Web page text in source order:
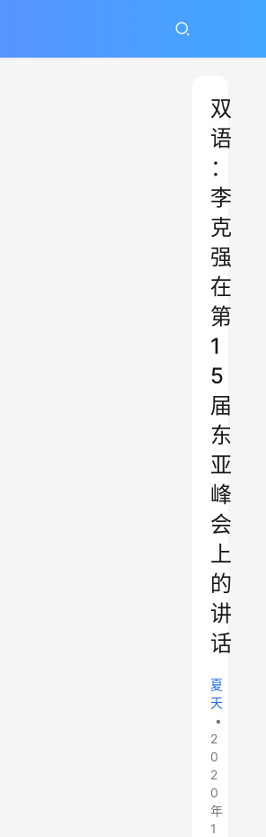
双
语
：
李
克
强
在
第
1
5
届
东
亚
峰
会
上
的
讲
话
夏
天
•
2
0
2
0
年
1